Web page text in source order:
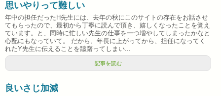
思いやりって難しい
年中の担任だったH先生には、去年の秋にこのサイトの存在をお話させ
てもらったので、最初から丁寧に読んで頂き、嬉しくなったことを覚え
ています。と、同時に忙しい先生の仕事を一つ増やしてしまったかなと
心配にもなっていて。 だから、年長に上がってから、担任になってく
れたY先生に伝えることを躊躇ってしまい...
記事を読む
良いさじ加減